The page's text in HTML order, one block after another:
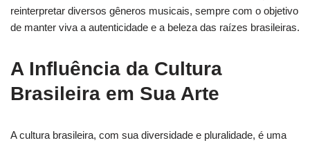
reinterpretar diversos gêneros musicais, sempre com o objetivo
de manter viva a autenticidade e a beleza das raízes brasileiras.
A Influência da Cultura
Brasileira em Sua Arte
A cultura brasileira, com sua diversidade e pluralidade, é uma